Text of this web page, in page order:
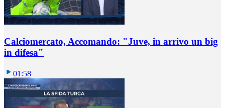
Calciomercato, Accomando: "Juve, in arrivo un big
in difesa"
01:58